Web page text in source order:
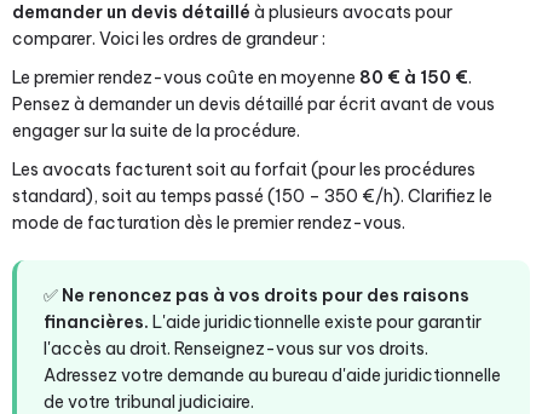
demander un devis détaillé à plusieurs avocats pour
comparer. Voici les ordres de grandeur :
Le premier rendez-vous coûte en moyenne 80 € à 150 €.
Pensez à demander un devis détaillé par écrit avant de vous
engager sur la suite de la procédure.
Les avocats facturent soit au forfait (pour les procédures
standard), soit au temps passé (150 – 350 €/h). Clarifiez le
mode de facturation dès le premier rendez-vous.
✅ Ne renoncez pas à vos droits pour des raisons
financières. L'aide juridictionnelle existe pour garantir
l'accès au droit. Renseignez-vous sur vos droits.
Adressez votre demande au bureau d'aide juridictionnelle
de votre tribunal judiciaire.